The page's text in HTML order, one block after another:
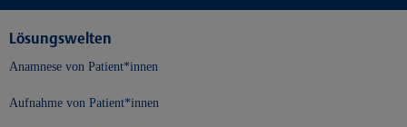
Lösungswelten
Anamnese von Patient*innen
Aufnahme von Patient*innen